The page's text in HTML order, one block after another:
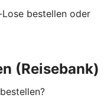
bestellen oder
(Reisebank)